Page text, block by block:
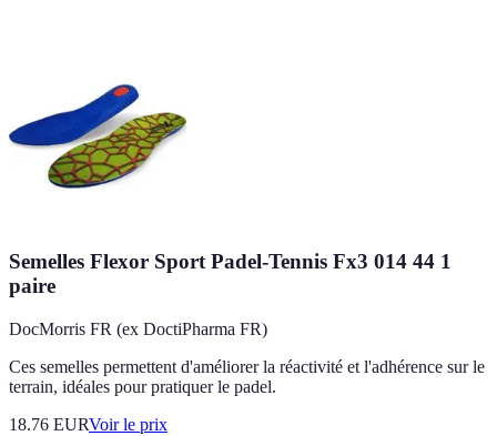
Semelles Flexor Sport Padel-Tennis Fx3 014 44 1
paire
DocMorris FR (ex DoctiPharma FR)
Ces semelles permettent d'améliorer la réactivité et l'adhérence sur le
terrain, idéales pour pratiquer le padel.
18.76 EURVoir le prix